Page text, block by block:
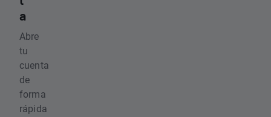
a
Abre
tu
cuenta
de
forma
rápida